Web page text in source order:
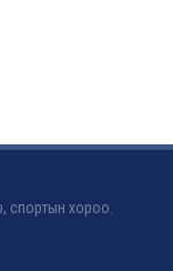
спортын хороо.